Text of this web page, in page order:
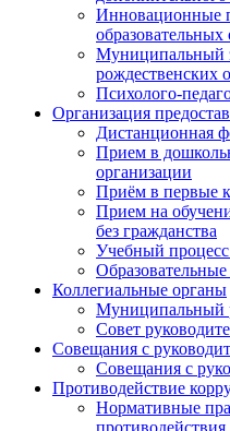
Инновационные
образовательных
Муниципальный
рождественских
Психолого-
Организация
Дистанционная
Прием в
организации
Приём в первые
Прием на
без гражданства
Учебный
Коллегиальные органы
Муниципальный
Совет
Совещания с
Совещания с
Противодействие
Нормативные